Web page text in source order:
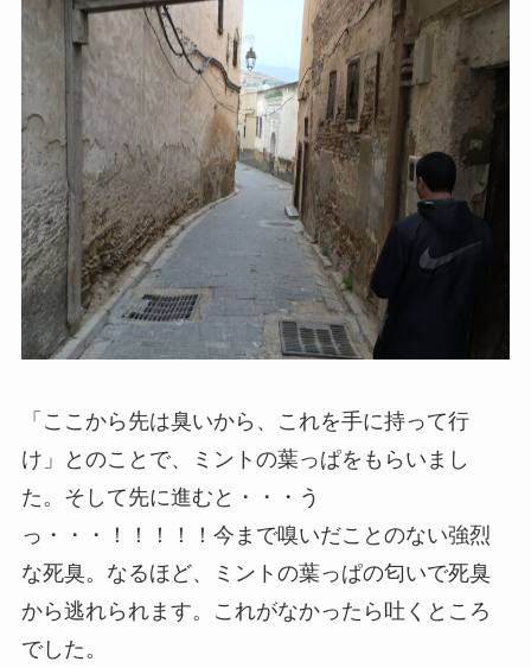
「ここから先は臭いから、これを手に持って行
け」とのことで、ミントの葉っぱをもらいまし
た。そして先に進むと・・・う
っ・・・！！！！！今まで嗅いだことのない強烈
な死臭。なるほど、ミントの葉っぱの匂いで死臭
から逃れられます。これがなかったら吐くところ
でした。